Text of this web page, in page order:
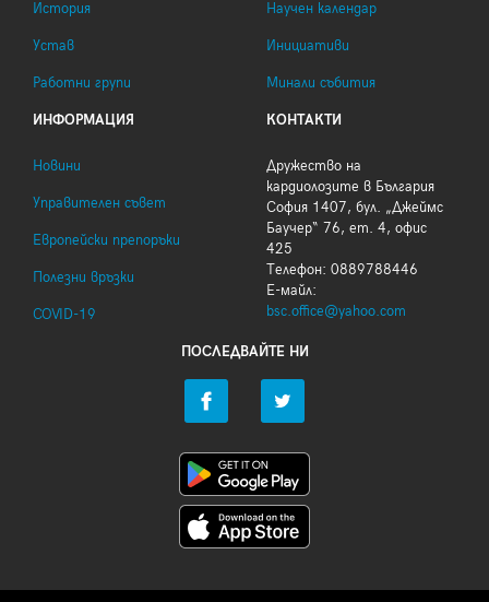
История
Устав
Работни групи
Научен календар
Инициативи
Минали събития
ИНФОРМАЦИЯ
Новини
Управителен съвет
Европейски препоръки
Полезни връзки
COVID-19
КОНТАКТИ
Дружество на
кардиолозите в България
София 1407, бул. „Джеймс
Баучер“ 76, ет. 4, офис
425
Телефон: 0889788446
Е-майл:
bsc.office@yahoo.com
ПОСЛЕДВАЙТЕ НИ